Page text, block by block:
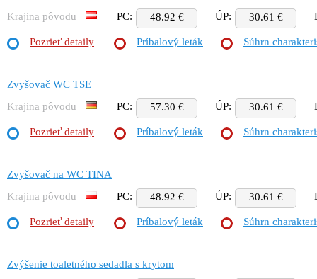
Krajina pôvodu
PC: 48.92 € ÚP: 30.61 €
Pozrieť detaily Príbalový leták Súhrn
Zvyšovač WC TSE
Krajina pôvodu
PC: 57.30 € ÚP: 30.61 €
Pozrieť detaily Príbalový leták Súhrn
Zvyšovač na WC TINA
Krajina pôvodu
PC: 48.92 € ÚP: 30.61 €
Pozrieť detaily Príbalový leták Súhrn
Zvýšenie toaletného sedadla s krytom